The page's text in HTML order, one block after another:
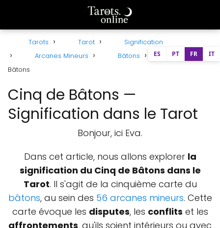
Tarots Tarot
Signification
Arcanes Mineurs
Bâtons
Cinq de
Bâtons
Cinq de Bâtons —
Signification dans le Tarot
Bonjour, ici Eva.
Dans cet article, nous allons explorer la
signification du Cinq de Bâtons dans le
Tarot. Il s'agit de la cinquième carte du
bâtons, au sein des 56 arcanes mineurs. Cette
carte évoque les disputes, les conflits et les
affrontements, qu'ils soient intérieurs ou avec
ES PT FR IT